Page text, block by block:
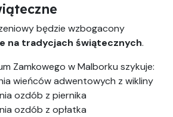
będzie wzbogacony
na tradycjach świątecznych.
Zamkowego w Malborku szykuje:
wieńców adwentowych z wikliny
ozdób z piernika
ozdób z opłatka